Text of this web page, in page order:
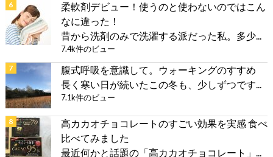
柔軟剤デビュー！使うのと使わないのではこん
なに違った！
昔から洗剤のみで洗濯する派だった私。多少...
7.4k件のビュー
腹式呼吸を意識して。ウォーキングのすすめ
長く寒い日が続いたこの冬も、少しずつです...
7.1k件のビュー
高カカオチョコレートのすごい効果を実感 食べ
比べてみました
最近何かと話題の「高カカオチョコレート」...